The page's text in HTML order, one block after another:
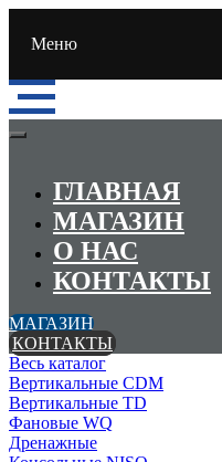
Меню
ГЛАВНАЯ
МАГАЗИН
О НАС
КОНТАКТЫ
МАГАЗИН
КОНТАКТЫ
Весь каталог
Вертикальные CDM
Вертикальные TD
Фановые WQ
Дренажные